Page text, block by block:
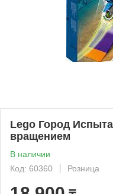
Lego Город
вращением
В наличии
Код: 60360
Розница